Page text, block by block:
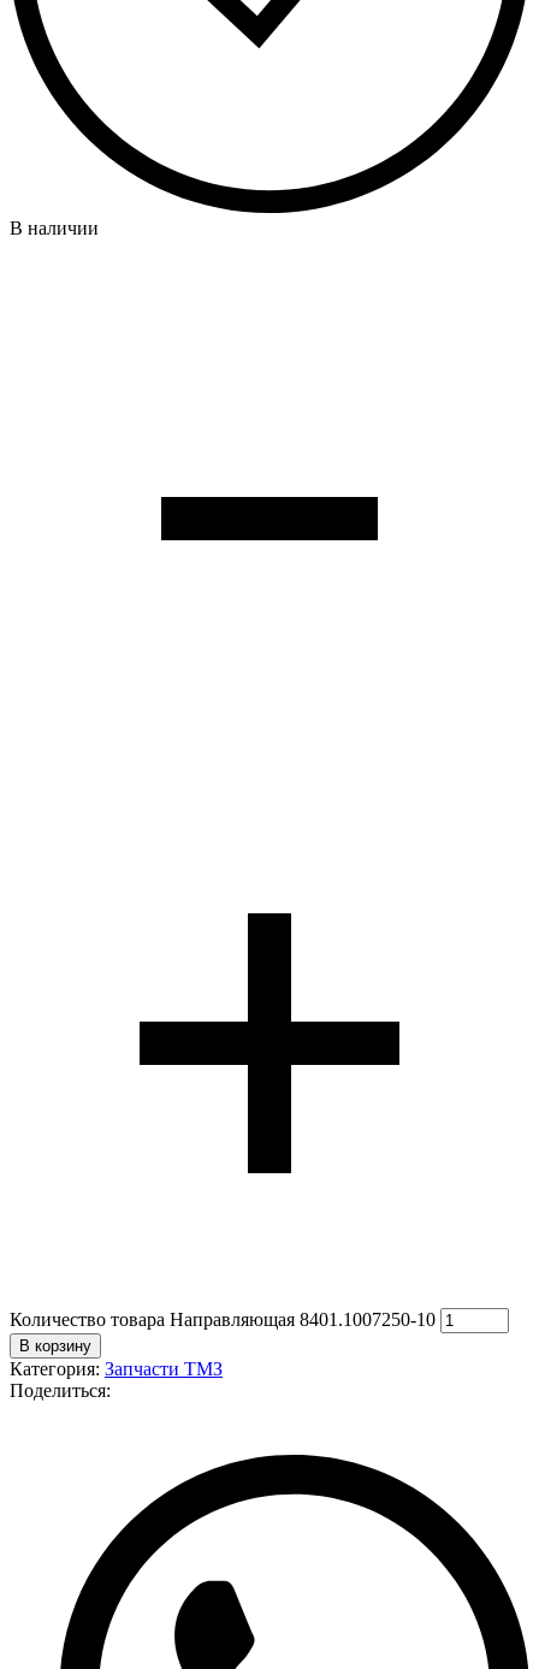
В наличии
Количество товара Направляющая 8401.1007250-10
В корзину
Категория: Запчасти ТМЗ
Поделиться: